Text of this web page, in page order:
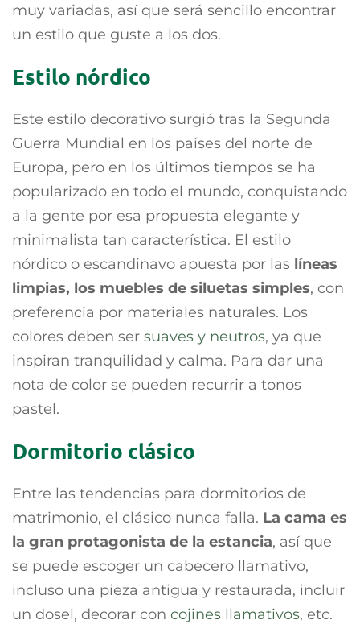
muy variadas, así que será sencillo encontrar
un estilo que guste a los dos.
Estilo nórdico
Este estilo decorativo surgió tras la Segunda
Guerra Mundial en los países del norte de
Europa, pero en los últimos tiempos se ha
popularizado en todo el mundo, conquistando
a la gente por esa propuesta elegante y
minimalista tan característica. El estilo
nórdico o escandinavo apuesta por las líneas
limpias, los muebles de siluetas simples, con
preferencia por materiales naturales. Los
colores deben ser suaves y neutros, ya que
inspiran tranquilidad y calma. Para dar una
nota de color se pueden recurrir a tonos
pastel.
Dormitorio clásico
Entre las tendencias para dormitorios de
matrimonio, el clásico nunca falla. La cama es
la gran protagonista de la estancia, así que
se puede escoger un cabecero llamativo,
incluso una pieza antigua y restaurada, incluir
un dosel, decorar con cojines llamativos, etc.